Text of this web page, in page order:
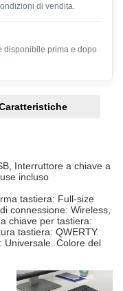
di vendita.
disponibile prima e dopo
Interruttore a chiave a
incluso
tastiera: Full-size
connessione: Wireless,
chiave per tastiera:
tastiera: QWERTY.
Universale. Colore del